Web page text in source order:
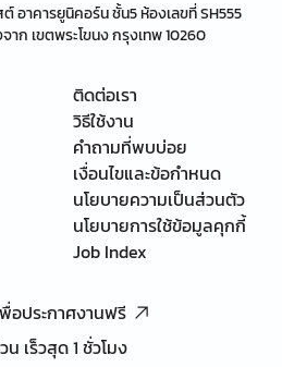
ต์ อาคารยูนิคอร์น ชั้น5 ห้องเลขที่ SH555
ก เขตพระโขนง กรุงเทพ 10260
ติดต่อเรา
วิธีใช้งาน
คำถามที่พบบ่อย
เงื่อนไขและข้อกำหนด
นโยบายความเป็นส่วนตัว
นโยบายการใช้ข้อมูลคุกกี้
Job Index
พื่อประกาศงานฟรี
เร็วสุด 1 ชั่วโมง